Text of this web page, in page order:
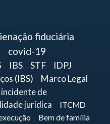
fiduciária
covid-19
IBS STF
IDPJ
(IBS)
Marco Legal
incidente de
jurídica
ITCMD
Bem de família